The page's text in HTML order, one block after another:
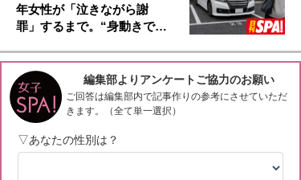
年女性が「泣きながら謝
罪」するまで。“身動きで…